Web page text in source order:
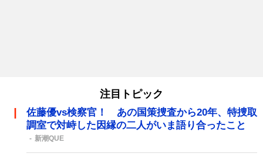
注目トピック
佐藤優vs検察官！ あの国策捜査から20年、特捜取
調室で対峙した因縁の二人がいま語り合ったこと
新潮QUE